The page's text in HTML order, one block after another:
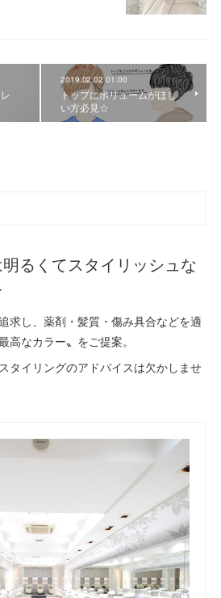
2019.02.02 01:00
トップにボリュームがほし
い方必見☆
るくてスタイリッシュな
求し、薬剤・髪質・傷み具合などを適
高なカラー〟をご提案。
タイリングのアドバイスは欠かしませ